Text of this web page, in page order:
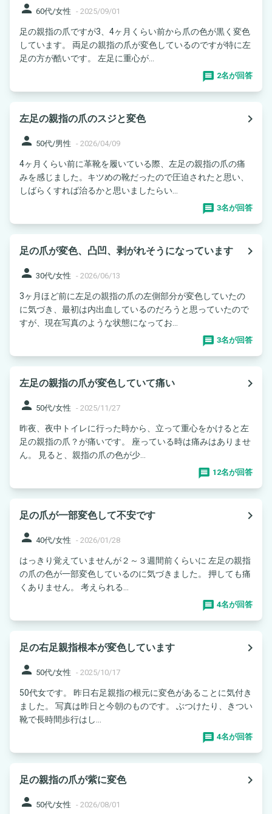
person 60代/女性 - 2025/09/01
足の親指の爪ですが3、4ヶ月くらい前から爪の色が黒く変色
しています。 両足の親指の爪が変色しているのですが特に左
足の方が酷いです。 左足に重心が...
2名が回答
左足の親指の爪のスジと変色
navigate_next
person 50代/男性 - 2026/04/09
4ヶ月くらい前に革靴を履いている際、左足の親指の爪の痛
みを感じました。キツめの靴だったので圧迫されたと思い、
しばらくすれば治るかと思いましたらい...
3名が回答
足の爪が変色、凸凹、剥がれそうになっています
navigate_next
person 30代/女性 - 2026/06/13
3ヶ月ほど前に左足の親指の爪の左側部分が変色していたの
に気づき、最初は内出血しているのだろうと思っていたので
すが、現在写真のような状態になってお...
3名が回答
左足の親指の爪が変色していて痛い
navigate_next
person 50代/女性 - 2025/11/27
昨夜、夜中トイレに行った時から、立って重心をかけると左
足の親指の爪？が痛いです。 座っている時は痛みはありませ
ん。 見ると、親指の爪の色が少...
12名が回答
足の爪が一部変色して不安です
navigate_next
person 40代/女性 - 2026/01/28
はっきり覚えていませんが２～３週間前くらいに 左足の親指
の爪の色が一部変色しているのに気づきました。 押しても痛
くありません。 考えられる...
4名が回答
足の右足親指根本が変色しています
navigate_next
person 50代/女性 - 2025/10/17
50代女です。 昨日右足親指の根元に変色があることに気付き
ました。 写真は昨日と今朝のものです。 ぶつけたり、きつい
靴で長時間歩行はし...
4名が回答
足の親指の爪が紫に変色
navigate_next
person 50代/女性 - 2026/08/01